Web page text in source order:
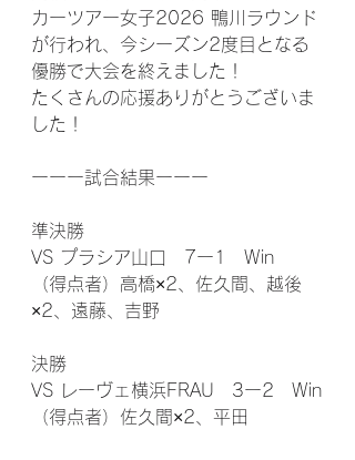
カーツアー女子2026 鴨川ラウンド
が行われ、今シーズン2度目となる
優勝で大会を終えました！
たくさんの応援ありがとうございま
した！
ーーー試合結果ーーー
準決勝
VS プラシア山口　7ー1　Win
（得点者）高橋×2、佐久間、越後
×2、遠藤、吉野
決勝
VS レーヴェ横浜FRAU　3ー2　Win
（得点者）佐久間×2、平田